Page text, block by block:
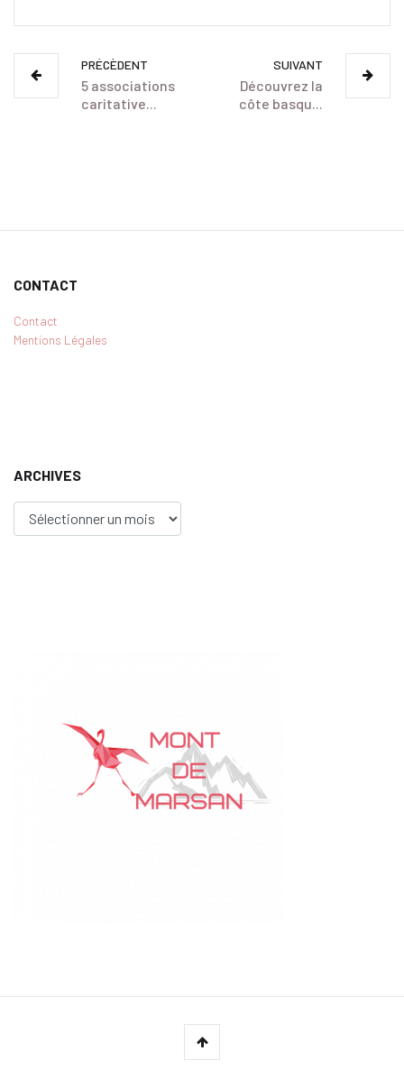
PRÉCÈDENT
5 associations
caritative...
SUIVANT
Découvrez la
côte basqu...
CONTACT
Contact
Mentions Légales
ARCHIVES